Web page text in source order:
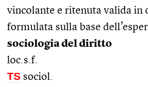
vincolante e ritenuta valida in
formulata sulla base
sociologia del diritto
loc.s.f.
TS sociol.